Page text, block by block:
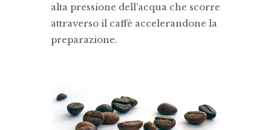
alta pressione dell’acqua che scorre
attraverso il caffè accelerandone la
preparazione.